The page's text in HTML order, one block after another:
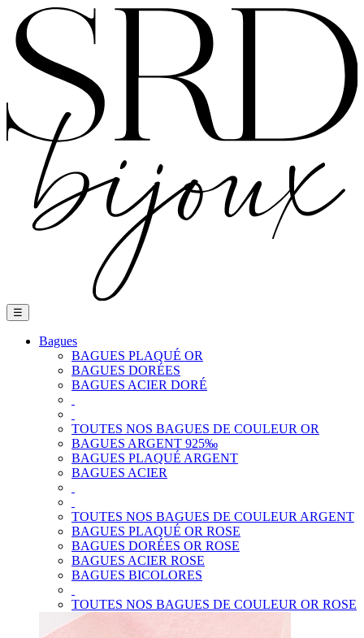
Basculer
la
navigation
☰
Bagues
BAGUES PLAQUÉ OR
BAGUES DORÉES
BAGUES ACIER DORÉ
TOUTES NOS BAGUES DE COULEUR OR
BAGUES ARGENT 925‰
BAGUES PLAQUÉ ARGENT
BAGUES ACIER
TOUTES NOS BAGUES DE COULEUR ARGENT
BAGUES PLAQUÉ OR ROSE
BAGUES DORÉES OR ROSE
BAGUES ACIER ROSE
BAGUES BICOLORES
TOUTES NOS BAGUES DE COULEUR OR ROSE